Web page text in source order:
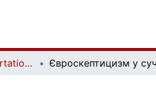
Дисертації | Dissertations